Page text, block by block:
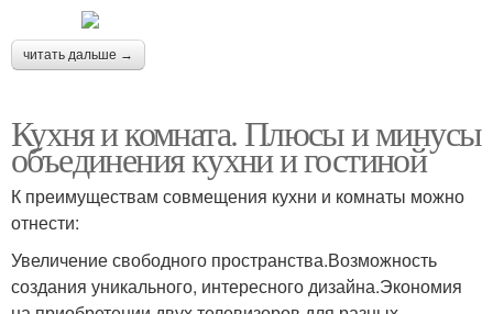
читать дальше →
Кухня и комната. Плюсы и минусы
объединения кухни и гостиной
К преимуществам совмещения кухни и комнаты можно
отнести:
Увеличение свободного пространства.Возможность
создания уникального, интересного дизайна.Экономия